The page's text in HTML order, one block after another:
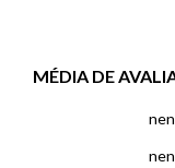
MÉDIA DE